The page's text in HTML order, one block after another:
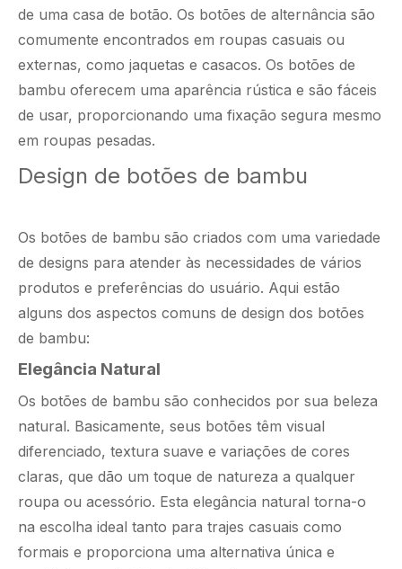
de uma casa de botão. Os botões de alternância são
comumente encontrados em roupas casuais ou
externas, como jaquetas e casacos. Os botões de
bambu oferecem uma aparência rústica e são fáceis
de usar, proporcionando uma fixação segura mesmo
em roupas pesadas.
Design de botões de bambu
Os botões de bambu são criados com uma variedade
de designs para atender às necessidades de vários
produtos e preferências do usuário. Aqui estão
alguns dos aspectos comuns de design dos botões
de bambu:
Elegância Natural
Os botões de bambu são conhecidos por sua beleza
natural. Basicamente, seus botões têm visual
diferenciado, textura suave e variações de cores
claras, que dão um toque de natureza a qualquer
roupa ou acessório. Esta elegância natural torna-o
na escolha ideal tanto para trajes casuais como
formais e proporciona uma alternativa única e